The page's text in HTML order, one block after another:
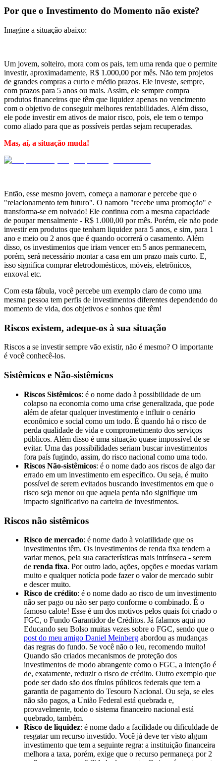
Por que o Investimento do Momento não existe?
Imagine a situação abaixo:
Um jovem, solteiro, mora com os pais, tem uma renda que o permite
investir, aproximadamente, R$ 1.000,00 por mês. Não tem projetos
de grandes compras a curto e médio prazos. Ele investe, sempre,
com prazos para 5 anos ou mais. Assim, ele sempre compra
produtos financeiros que têm que liquidez apenas no vencimento
com o objetivo de conseguir melhores rentabilidades. Além disso,
ele pode investir em ativos de maior risco, pois, ele tem o tempo
como aliado para que as possíveis perdas sejam recuperadas.
Mas, aí, a situação muda!
Então, esse mesmo jovem, começa a namorar e percebe que o
"relacionamento tem futuro". O namoro "recebe uma promoção" e
transforma-se em noivado! Ele continua com a mesma capacidade
de poupar mensalmente - R$ 1.000,00 por mês. Porém, ele não pode
investir em produtos que tenham liquidez para 5 anos, e sim, para 1
ano e meio ou 2 anos que é quando ocorrerá o casamento. Além
disso, os investimentos que iriam vencer em 5 anos permanecem,
porém, será necessário montar a casa em um prazo mais curto. E,
isso significa comprar eletrodomésticos, móveis, eletrônicos,
enxoval etc.
Com esta fábula, você percebe um exemplo claro de como uma
mesma pessoa tem perfis de investimentos diferentes dependendo do
momento de vida, dos objetivos e sonhos que têm!
Riscos existem, adeque-os à sua situação
Riscos a se investir sempre vão existir, não é mesmo? O importante
é você conhecê-los.
Sistêmicos e Não-sistêmicos
Riscos Sistêmicos: é o nome dado à possibilidade de um
colapso na economia como uma crise generalizada, que pode
além de afetar qualquer investimento e influir o cenário
econômico e social como um todo. É quando há o risco de
perda qualidade de vida e comprometimento dos serviços
públicos. Além disso é uma situação quase impossível de se
evitar. Uma das possibilidades seriam buscar investimentos
fora país fugindo, assim, do risco nacional como uma todo.
Riscos Não-sistêmicos: é o nome dado aos riscos de algo dar
errado em um investimento em específico. Ou seja, é muito
possível de serem evitados buscando investimentos em que o
risco seja menor ou que aquela perda não signifique um
impacto significativo na carteira de investimentos.
Riscos não sistêmicos
Risco de mercado: é nome dado à volatilidade que os
investimentos têm. Os investimentos de renda fixa tendem a
variar menos, pela sua características mais intrínseca - serem
de renda fixa. Por outro lado, ações, opções e moedas variam
muito e qualquer notícia pode fazer o valor de mercado subir
e descer muito.
Risco de crédito: é o nome dado ao risco de um investimento
não ser pago ou não ser pago conforme o combinado. É o
famoso calote! Esse é um dos motivos pelos quais foi criado o
FGC, o Fundo Garantidor de Créditos. Já falamos aqui no
Educando seu Bolso muitas vezes sobre o FGC, sendo que o
post do meu amigo Daniel Meinberg abordou as mudanças
das regras do fundo. Se você não o leu, recomendo muito!
Quando são criados mecanismos de proteção dos
investimentos de modo abrangente como o FGC, a intenção é
de, exatamente, reduzir o risco de crédito. Outro exemplo que
pode ser dado são dos títulos públicos federais que tem a
garantia de pagamento do Tesouro Nacional. Ou seja, se eles
não são pagos, a União Federal está quebrada e,
provavelmente, todo o sistema financeiro nacional está
quebrado, também.
Risco de liquidez: é nome dado a facilidade ou dificuldade de
resgatar um recurso investido. Você já deve ter visto algum
investimento que tem a seguinte regra: a instituição financeira
melhora a taxa, porém, exige que o recurso permaneça por 2